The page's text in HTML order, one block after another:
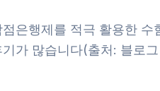
점은행제를 적극 활용한
기가 많습니다(출처: 블로